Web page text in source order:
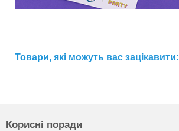
Товари, які можуть вас зацікавити:
Корисні поради